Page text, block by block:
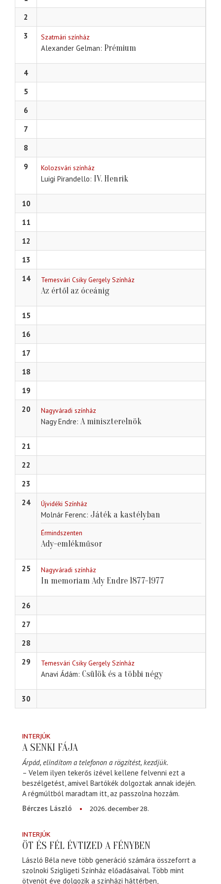
2
3
Szatmári színház
Alexander Gelman Prémium
4
5
6
7
8
9
Kolozsvári színház
Luigi Pirandello IV. Henrik
10
11
12
13
14
Temesvári Csiky Gergely Színház
Az értől az óceánig
15
16
17
18
19
20
Nagyváradi színház
Nagy Endre A miniszterelnök
21
22
23
24
Újvidéki Színház
Molnár Ferenc Játék a kastélyban
Érmindszenten
Ady-emlékműsor
25 Nagyváradi színház
In memoriam Ady Endre 1877-1977
26
27
28
29
Temesvári Csiky Gergely Színház
Anavi Ádám Csülök és a többi négy
30
INTERJÚK
A SENKI FÁJA
Árpád, elindítom a telefonon a rögzítést, kezdjük.
– Velem ilyen tekerős izével kellene felvenni ezt a
beszélgetést, amivel Bartókék dolgoztak annak idején.
A régmúltból maradtam itt, az passzolna hozzám.
Bérczes László
2026. december 28.
INTERJÚK
ÖT ÉS FÉL ÉVTIZED A FÉNYBEN
László Béla neve több generáció számára összeforrt a
szolnoki Szigligeti Színház előadásaival. Több mint
ötvenöt éve dolgozik a színházi háttérben,